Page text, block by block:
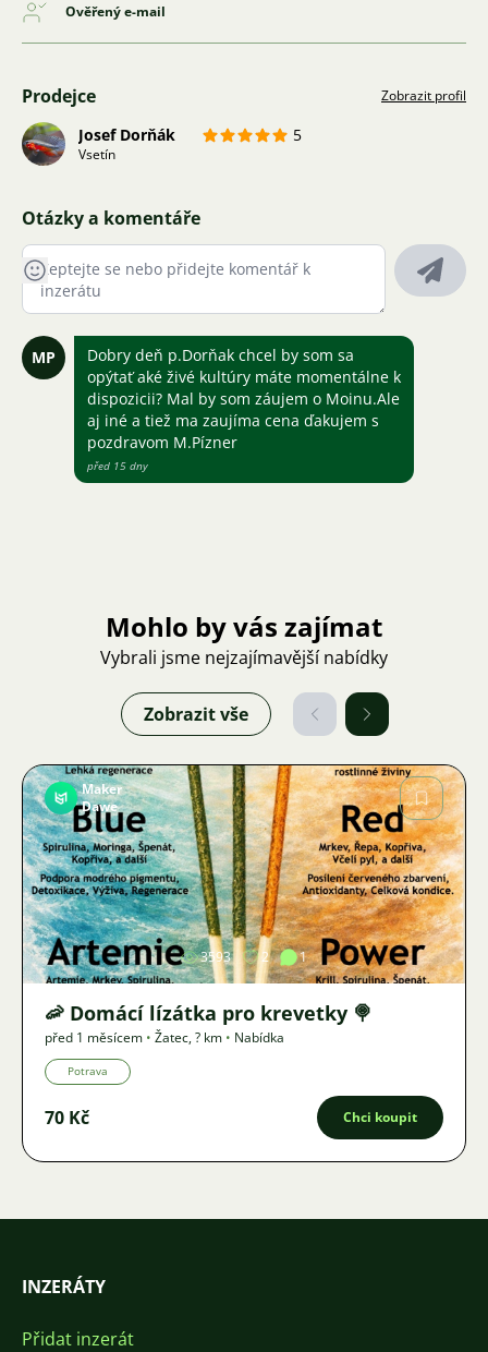
Ověřený e-mail
Prodejce Zobrazit profil
Josef Dorňák 5
Vsetín
Otázky a komentáře
MP
Dobry deň p.Dorňak chcel by som sa
opýtať aké živé kultúry máte momentálne k
dispozicii? Mal by som záujem o Moinu.Ale
aj iné a tiež ma zaujíma cena ďakujem s
pozdravom M.Pízner
před 15 dny
Mohlo by vás zajímat
Vybrali jsme nejzajímavější nabídky
Zobrazit vše
Obrázek
Maker
Dawe
3593 2 1
🦐 Domácí lízátka pro krevetky 🍭
před 1 měsícem • Žatec,? km • Nabídka
Potrava
70 Kč Chci koupit
INZERÁTY
Přidat inzerát